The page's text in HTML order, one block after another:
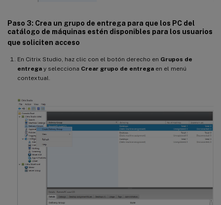
Paso 3: Crea un grupo de entrega para que los PC del
catálogo de máquinas estén disponibles para los usuarios
que soliciten acceso
En Citrix Studio, haz clic con el botón derecho en Grupos de
entrega y selecciona Crear grupo de entrega en el menú
contextual.